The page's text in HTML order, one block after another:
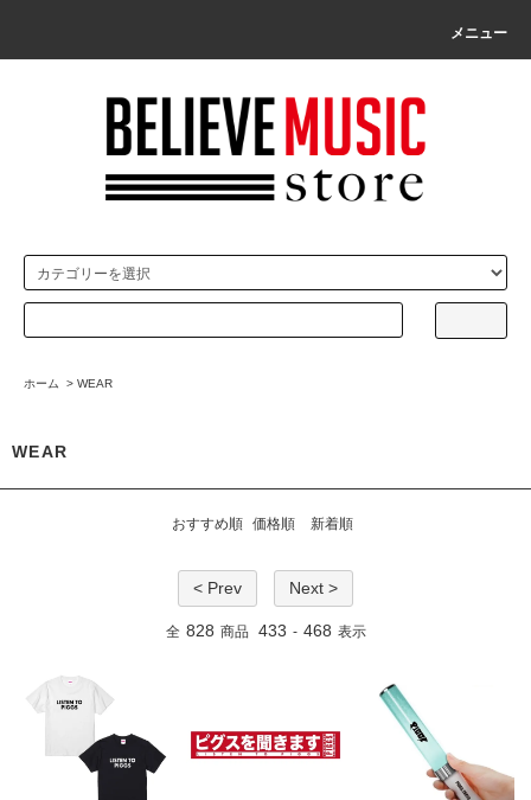
メニュー
ホーム > WEAR
WEAR
おすすめ順 価格順 新着順
< Prev Next >
全 828 商品 433 - 468 表示